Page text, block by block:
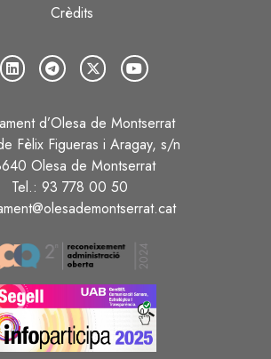
Crèdits
d’Olesa de Montserrat
Fèlix Figueras i Aragay, s/n
Olesa de Montserrat
Tel.: 93 778 00 50